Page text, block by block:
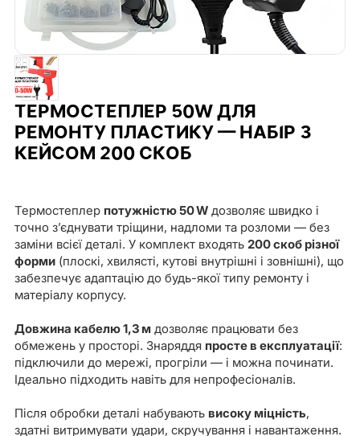
ТЕРМОСТЕПЛЕР 50W ДЛЯ
РЕМОНТУ ПЛАСТИКУ — НАБІР З
КЕЙСОМ 200 СКОБ
Термостеплер потужністю 50 Wдозволяє швидко і
точно з’єднувати тріщини, надломи та розломи — без
заміни всієї деталі. У комплект входять 200 скоб різної
форми(плоскі, хвилясті, кутові внутрішні і зовнішні), що
забезпечує адаптацію до будь-якої типу ремонту і
матеріалу корпусу.
Довжина кабелю 1,3 мдозволяє працювати без
обмежень у просторі. Знаряддя просте в експлуатації:
підключили до мережі, прогріли — і можна починати.
Ідеально підходить навіть для непрофесіоналів.
Після обробки деталі набувають високу міцність,
здатні витримувати удари, скручування і навантаження.